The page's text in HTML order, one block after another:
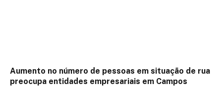
Aumento no número de pessoas em situação de rua
preocupa entidades empresariais em Campos